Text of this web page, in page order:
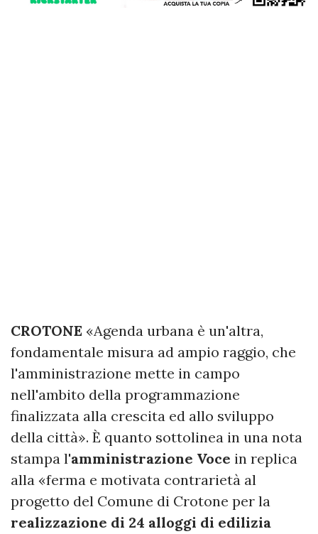
CROTONE «Agenda urbana è un'altra,
fondamentale misura ad ampio raggio, che
l'amministrazione mette in campo
nell'ambito della programmazione
finalizzata alla crescita ed allo sviluppo
della città». È quanto sottolinea in una nota
stampa l'amministrazione Voce in replica
alla «ferma e motivata contrarietà al
progetto del Comune di Crotone per la
realizzazione di 24 alloggi di edilizia